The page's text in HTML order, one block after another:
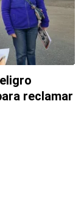
reclamar